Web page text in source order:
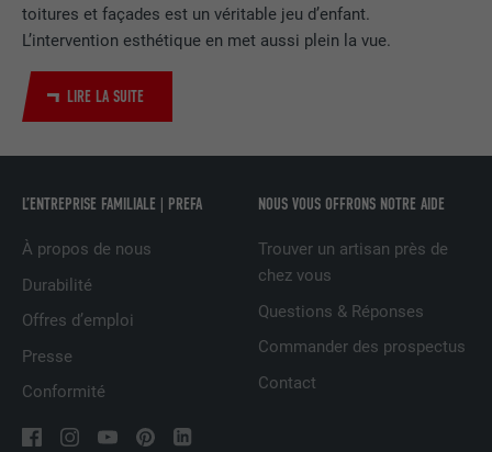
toitures et façades est un véritable jeu d’enfant.
L’intervention esthétique en met aussi plein la vue.
LIRE LA SUITE
L’ENTREPRISE FAMILIALE | PREFA
À propos de nous
Durabilité
Offres d’emploi
Presse
Conformité
NOUS VOUS OFFRONS NOTRE AIDE
Trouver un artisan près de
chez vous
Questions & Réponses
Commander des prospectus
Contact
UTILITÉ
Utilisé par le service de réseau social
LinkedIn pour suivre l'utilisation de
UTILITÉ
Est utilisé pour suivre l'utilisateur sur
plusieurs sites Internet afin d'afficher de
NOM lidc